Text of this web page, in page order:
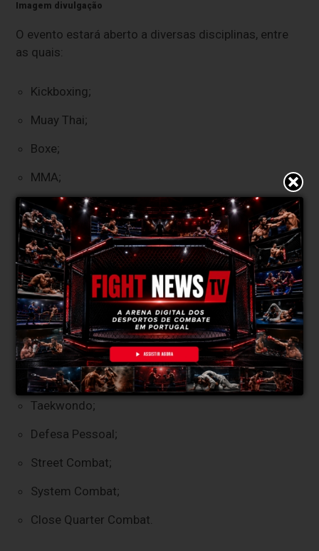
Imagem divulgação
O evento estará aberto a diversas disciplinas, entre
as quais:
Kickboxing;
Muay Thai;
Boxe;
MMA;
Kempo;
Karaté;
Jiu-Jitsu;
Kung-Do;
Kyoo Soku;
Krav Maga;
Kajukenbo;
Taekwondo;
Defesa Pessoal;
Street Combat;
System Combat;
Close Quarter Combat.